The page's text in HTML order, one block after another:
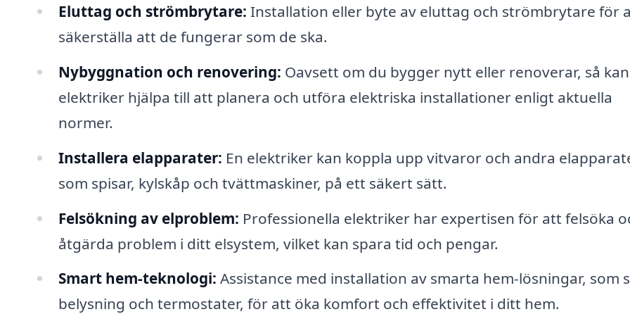
Eluttag och strömbrytare: Installation eller byte av eluttag och strömbrytare för
säkerställa att de fungerar som de ska.
Nybyggnation och renovering: Oavsett om du bygger nytt eller renoverar, så
elektriker hjälpa till att planera och utföra elektriska installationer enligt aktuella
normer.
Installera elapparater: En elektriker kan koppla upp vitvaror och andra
som spisar, kylskåp och tvättmaskiner, på ett säkert sätt.
Felsökning av elproblem: Professionella elektriker har expertisen för att felsöka
åtgärda problem i ditt elsystem, vilket kan spara tid och pengar.
Smart hem-teknologi: Assistance med installation av smarta hem-lösningar, som
belysning och termostater, för att öka komfort och effektivitet i ditt hem.